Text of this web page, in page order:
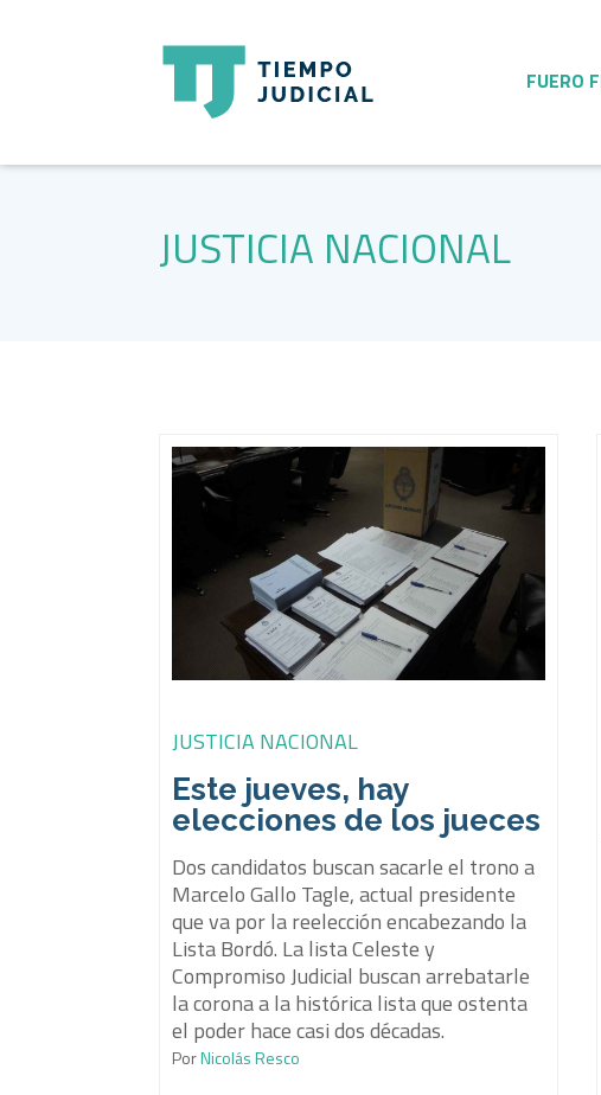
FUERO
JUSTICIA NACIONAL
JUSTICIA NACIONAL
Este jueves, hay
elecciones de los jueces
Dos candidatos buscan sacarle el trono a
Marcelo Gallo Tagle, actual presidente
que va por la reelección encabezando la
Lista Bordó. La lista Celeste y
Compromiso Judicial buscan arrebatarle
la corona a la histórica lista que ostenta
el poder hace casi dos décadas.
PorNicolás Resco